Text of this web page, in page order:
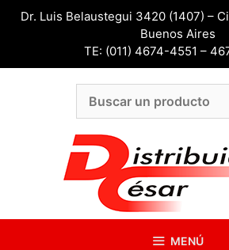
SaltarDr. Luis Belaustegui 3420 (1407) –
Buenos Aires
TE: (011) 4674-4551 –
MENÚ